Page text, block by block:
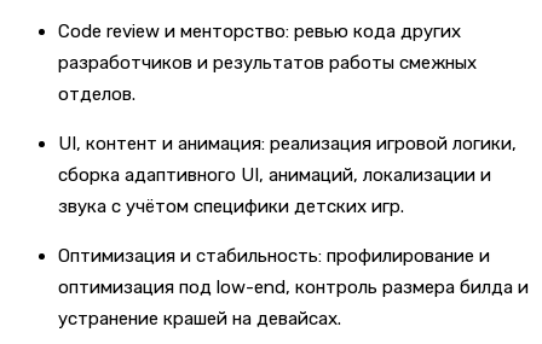
Code review и менторство: ревью кода других
разработчиков и результатов работы смежных
отделов.
UI, контент и анимация: реализация игровой логики,
сборка адаптивного UI, анимаций, локализации и
звука с учётом специфики детских игр.
Оптимизация и стабильность: профилирование и
оптимизация под low-end, контроль размера билда и
устранение крашей на девайсах.